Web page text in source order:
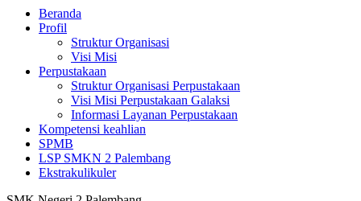
Beranda
Profil
Struktur Organisasi
Visi Misi
Perpustakaan
Struktur Organisasi Perpustakaan
Visi Misi Perpustakaan Galaksi
Informasi Layanan Perpustakaan
Kompetensi keahlian
SPMB
LSP SMKN 2 Palembang
Ekstrakulikuler